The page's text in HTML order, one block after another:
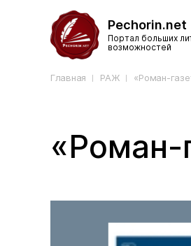
Pechorin.net
Портал больших
возможностей
Главная РАЖ «Роман-
«Роман-